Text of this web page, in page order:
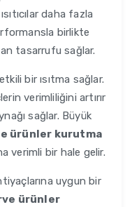
daha fazla
birlikte
tasarrufu sağlar.
bir ısıtma sağlar.
verimliliğini artırır
sağlar. Büyük
ürünler kurutma
verimli bir hale gelir.
uygun bir
ürünler